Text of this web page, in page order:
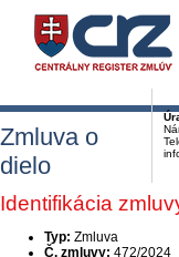
Zmluva o
dielo
Identifikácia
Typ: Zmluva
Č. zmluvy: 472/2024